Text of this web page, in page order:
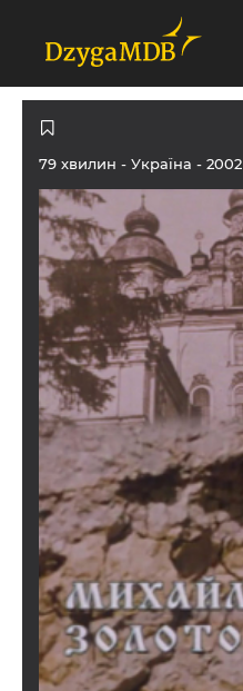
79 хвилин - Україна - 2002